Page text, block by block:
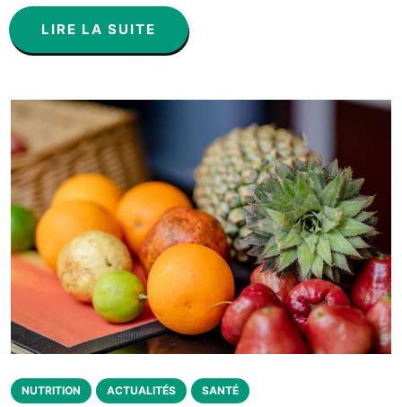
LIRE LA SUITE
NUTRITION ACTUALITÉS SANTÉ